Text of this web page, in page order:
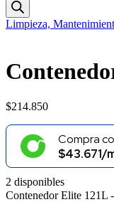
Limpieza,
$214.850
Compra
$43.671/
2 disponibles
Contenedor Elite 121L